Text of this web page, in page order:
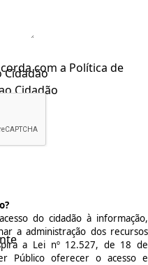
com a Política de
Cidadão
Cidadão
do cidadão à informação,
a administração dos recursos
a Lei nº 12.527, de 18 de
Público oferecer o acesso e